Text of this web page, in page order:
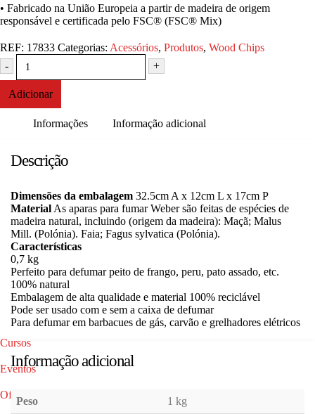
• Fabricado na União Europeia a partir de madeira de origem
responsável e certificada pelo FSC® (FSC® Mix)
REF: 17833 Categorias: Acessórios, Produtos, Wood Chips
-
+
Adicionar
Informações Informação adicional
Descrição
Dimensões da embalagem 32.5cm A x 12cm L x 17cm P
Material As aparas para fumar Weber são feitas de espécies de
madeira natural, incluindo (origem da madeira): Maçã; Malus
Mill. (Polónia). Faia; Fagus sylvatica (Polónia).
Características
0,7 kg
Perfeito para defumar peito de frango, peru, pato assado, etc.
100% natural
Embalagem de alta qualidade e material 100% reciclável
Pode ser usado com e sem a caixa de defumar
Para defumar em barbacues de gás, carvão e grelhadores elétricos
Informação adicional
Peso 1 kg
Cursos
Eventos
Ofertas do mês